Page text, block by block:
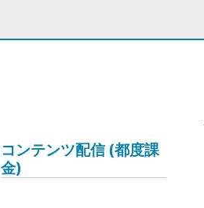
コンテンツ配信 (都度課
金)